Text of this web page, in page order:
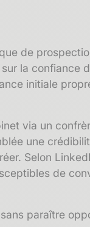
de
la confiance
initiale
via un
une
Selon
de
paraître